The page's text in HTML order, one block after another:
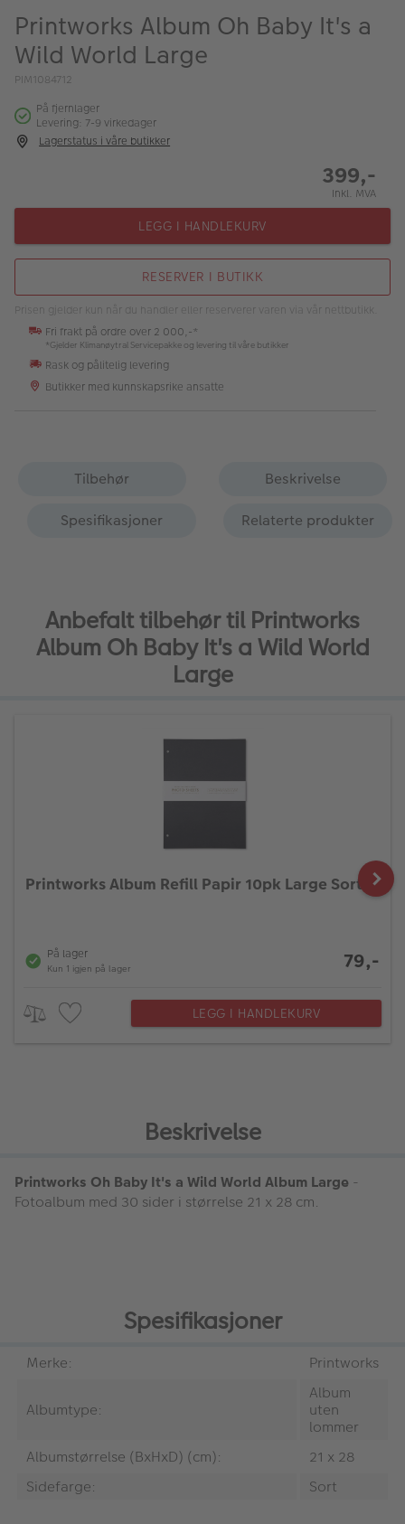
Kampanjer
Merker
Lagersalg
Fotokurs
Inspirasjon
Printworks Album Oh Baby It's a
Wild World Large
PIM1084712
På fjernlager
Levering: 7-9 virkedager
Lagerstatus i våre butikker
399,-
Inkl. MVA
LEGG I HANDLEKURV
RESERVER I BUTIKK
Prisen gjelder kun når du handler eller reserverer varen via vår nettbutikk.
Fri frakt på ordre over 2 000,-*
*Gjelder Klimanøytral Servicepakke og levering til våre butikker
Rask og pålitelig levering
Butikker med kunnskapsrike ansatte
Tilbehør
Beskrivelse
Spesifikasjoner
Relaterte produkter
Anbefalt tilbehør til Printworks
Album Oh Baby It's a Wild World
Large
Printworks Album Refill Papir 10pk Large Sort
På lager
Kun 1 igjen på lager 79,-
LEGG I HANDLEKURV
Beskrivelse
Printworks Oh Baby It's a Wild World Album Large -
Fotoalbum med 30 sider i størrelse 21 x 28 cm.
Spesifikasjoner
Merke: Printworks
Albumtype:
Album
uten
lommer
Albumstørrelse (BxHxD) (cm):
21 x 28
Sidefarge:
Sort